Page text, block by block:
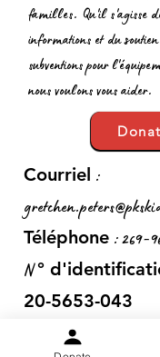
familles. Qu'il s'agisse
informations et du
subventions pour
nous voulons vous aider.
Courriel :
Téléphone :269-
N°
20-5653-043